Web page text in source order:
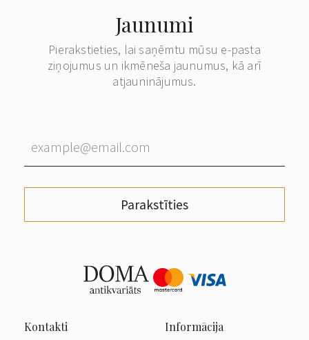
Jaunumi
Pierakstieties, lai saņēmtu mūsu e-pasta
ziņojumus un ikmēneša jaunumus, kā arī
atjauninājumus.
Parakstīties